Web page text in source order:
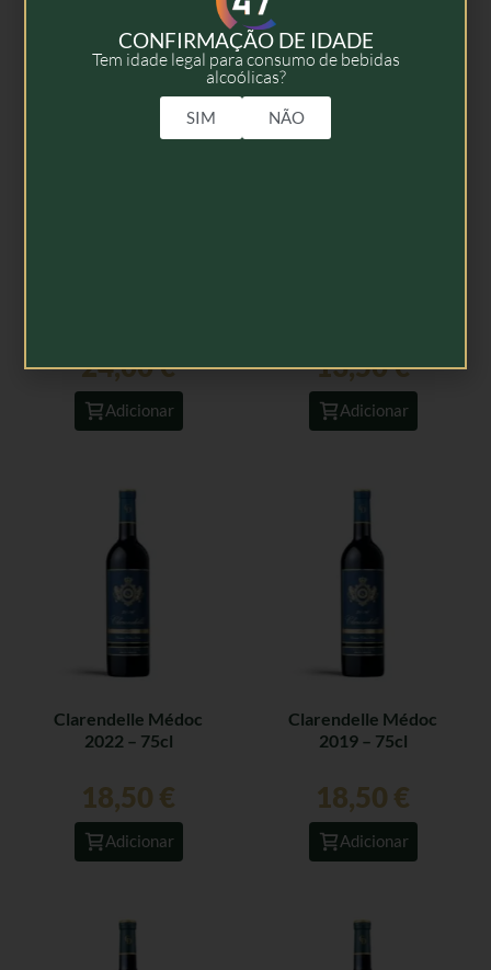
24,00€
Adicionar
13,50€
Adicionar
Clarendelle Médoc
2022 – 75cl
18,50 €
Adicionar
Clarendelle Médoc
2019 – 75cl
18,50 €
Adicionar
CONFIRMAÇÃO DE IDADE
Tem idade legal para consumo de bebidas
alcoólicas?
SIM NÃO